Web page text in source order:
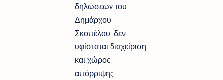
δηλώσεων του
Δημάρχου
Σκοπέλου, δεν
υφίσταται διαχείριση
και χώρος
απόρριψης